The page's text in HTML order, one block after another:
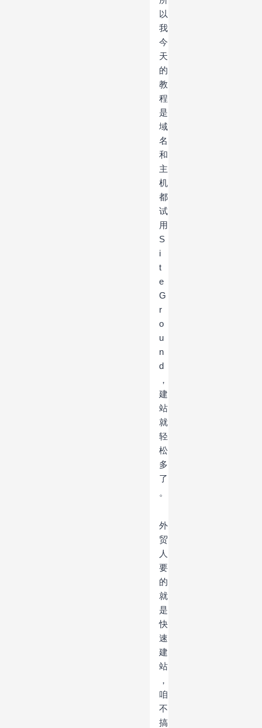
以
我
今
天
的
教
程
是
域
名
和
主
机
都
试
用
S
i
t
e
G
r
o
u
n
d
，
建
站
就
轻
松
多
了
。
外
贸
人
要
的
就
是
快
速
建
站
，
咱
不
搞